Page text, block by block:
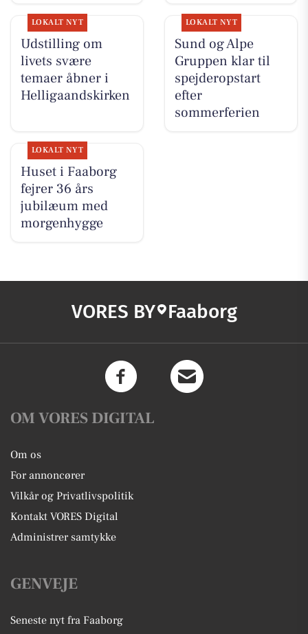
LOKALT NYT
Udstilling om
livets svære
temaer åbner i
Helligaandskirken
LOKALT NYT
Sund og Alpe
Gruppen klar til
spejderopstart
efter
sommerferien
LOKALT NYT
Huset i Faaborg
fejrer 36 års
jubilæum med
morgenhygge
VORES BY Faaborg
OM VORES DIGITAL
Om os
For annoncører
Vilkår og Privatlivspolitik
Kontakt VORES Digital
Administrer samtykke
GENVEJE
Seneste nyt fra Faaborg